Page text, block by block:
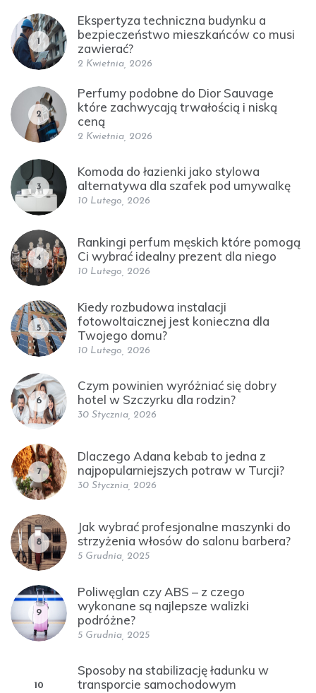
1
Ekspertyza techniczna budynku a
bezpieczeństwo mieszkańców co musi
zawierać?
2 Kwietnia, 2026
2
Perfumy podobne do Dior Sauvage
które zachwycają trwałością i niską
ceną
2 Kwietnia, 2026
3
Komoda do łazienki jako stylowa
alternatywa dla szafek pod umywalkę
10 Lutego, 2026
4
Rankingi perfum męskich które pomogą
Ci wybrać idealny prezent dla niego
10 Lutego, 2026
5
Kiedy rozbudowa instalacji
fotowoltaicznej jest konieczna dla
Twojego domu?
10 Lutego, 2026
6
Czym powinien wyróżniać się dobry
hotel w Szczyrku dla rodzin?
30 Stycznia, 2026
7
Dlaczego Adana kebab to jedna z
najpopularniejszych potraw w Turcji?
30 Stycznia, 2026
8
Jak wybrać profesjonalne maszynki do
strzyżenia włosów do salonu barbera?
5 Grudnia, 2025
9
Poliwęglan czy ABS – z czego
wykonane są najlepsze walizki
podróżne?
5 Grudnia, 2025
10
Sposoby na stabilizację ładunku w
transporcie samochodowym